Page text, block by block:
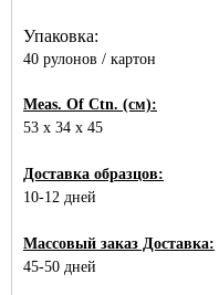
Упаковка:
40 рулонов / картон
Meas. Of Ctn. (см):
53 x 34 x 45
Доставка образцов:
10-12 дней
Массовый заказ Доставка:
45-50 дней